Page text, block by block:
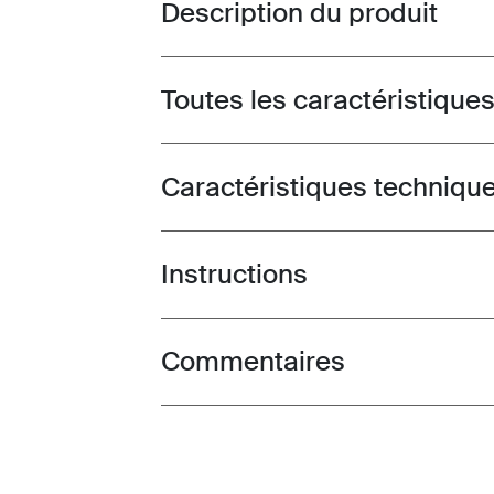
Toggle overview
Description du produit
Toggle features
Toutes les caractéristiques
Toggle techspec
Caractéristiques
Toggle guides and instructions
Instructions
Toggle overview
Commentaires